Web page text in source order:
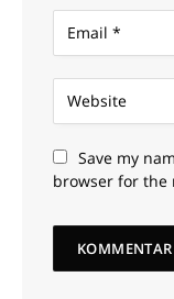
Save my
browser for the